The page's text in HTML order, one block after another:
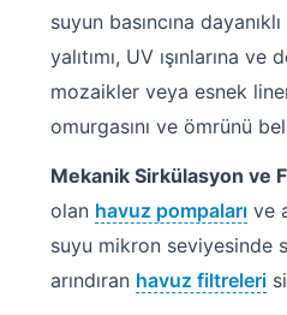
Havuz Güvenlik
Havuz
Havuz Pompa
Havuz
suyun basıncına
yalıtımı, UV ışınlarına
mozaikler veya esnek
omurgasını ve ömrünü
Mekanik Sirkülasyon ve
olan havuz pompaları ve
suyu mikron seviyesinde
arındıran havuz filtreleri